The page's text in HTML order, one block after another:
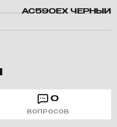
AC590EX ЧЕРНЫЙ
0
ВОПРОСОВ